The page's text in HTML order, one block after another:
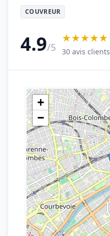
COUVREUR
4.9/5
★★★★★
30 avis clients
+
−